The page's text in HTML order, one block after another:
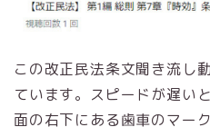
この改正民法条文聞き流し
ています。スピードが遅い
面の右下にある歯車のマー